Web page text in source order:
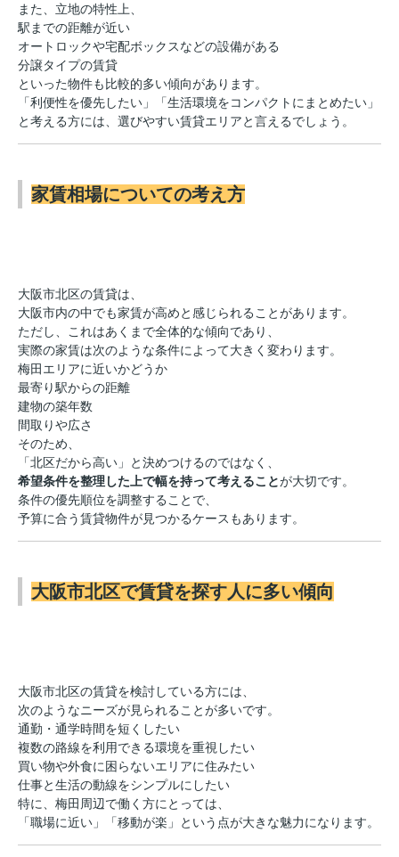
また、立地の特性上、
駅までの距離が近い
オートロックや宅配ボックスなどの設備がある
分譲タイプの賃貸
といった物件も比較的多い傾向があります。
「利便性を優先したい」「生活環境をコンパクトにまとめたい」
と考える方には、選びやすい賃貸エリアと言えるでしょう。
家賃相場についての考え方
大阪市北区の賃貸は、
大阪市内の中でも家賃が高めと感じられることがあります。
ただし、これはあくまで全体的な傾向であり、
実際の家賃は次のような条件によって大きく変わります。
梅田エリアに近いかどうか
最寄り駅からの距離
建物の築年数
間取りや広さ
そのため、
「北区だから高い」と決めつけるのではなく、
希望条件を整理した上で幅を持って考えることが大切です。
条件の優先順位を調整することで、
予算に合う賃貸物件が見つかるケースもあります。
大阪市北区で賃貸を探す人に多い傾向
大阪市北区の賃貸を検討している方には、
次のようなニーズが見られることが多いです。
通勤・通学時間を短くしたい
複数の路線を利用できる環境を重視したい
買い物や外食に困らないエリアに住みたい
仕事と生活の動線をシンプルにしたい
特に、梅田周辺で働く方にとっては、
「職場に近い」「移動が楽」という点が大きな魅力になります。